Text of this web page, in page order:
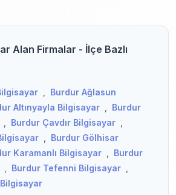
Alan Firmalar - İlçe Bazlı
Burdur Ağlasun
Altınyayla Bilgisayar
Burdur
Burdur Çavdır Bilgisayar
Burdur Gölhisar
Karamanlı Bilgisayar
Burdur
Burdur Tefenni Bilgisayar